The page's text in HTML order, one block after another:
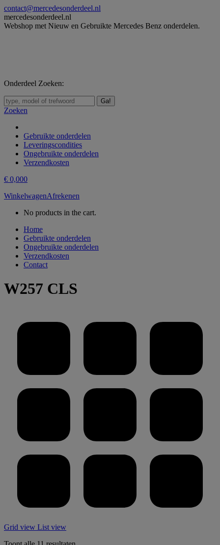
Skip
to
content
contact@mercedesonderdeel.nl
mercedesonderdeel.nl
Webshop met Nieuw en Gebruikte Mercedes Benz onderdelen.
Onderdeel Zoeken:
Zoeken:
Zoeken
Gebruikte onderdelen
Leveringscondities
Ongebruikte onderdelen
Verzendkosten
€ 0,000
WinkelwagenAfrekenen
No products in the cart.
Home
Gebruikte onderdelen
Ongebruikte onderdelen
Verzendkosten
Contact
W257 CLS
Grid view List view